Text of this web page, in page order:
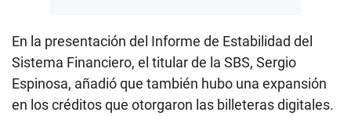
En la presentación del Informe de Estabilidad del
Sistema Financiero, el titular de la SBS, Sergio
Espinosa, añadió que también hubo una expansión
en los créditos que otorgaron las billeteras digitales.